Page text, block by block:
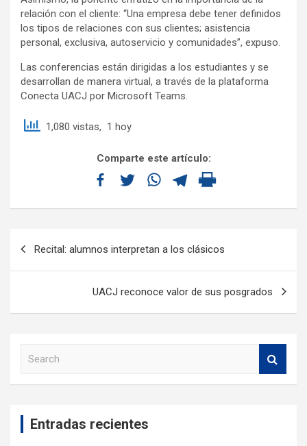
relación con el cliente: “Una empresa debe tener definidos
los tipos de relaciones con sus clientes; asistencia
personal, exclusiva, autoservicio y comunidades”, expuso.
Las conferencias están dirigidas a los estudiantes y se
desarrollan de manera virtual, a través de la plataforma
Conecta UACJ por Microsoft Teams.
1,080 vistas, 1 hoy
Comparte este artículo:
Recital: alumnos interpretan a los clásicos
UACJ reconoce valor de sus posgrados
Entradas recientes